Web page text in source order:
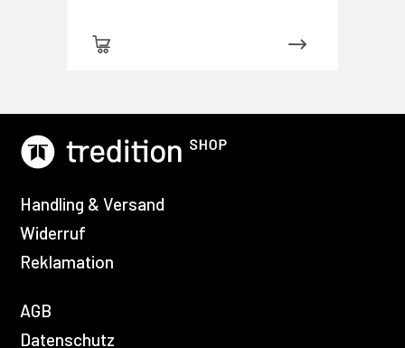
Handling & Versand
Widerruf
Reklamation
AGB
Datenschutz